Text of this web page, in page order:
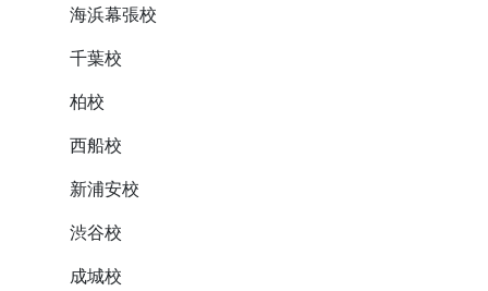
海浜幕張校
千葉校
柏校
西船校
新浦安校
渋谷校
成城校